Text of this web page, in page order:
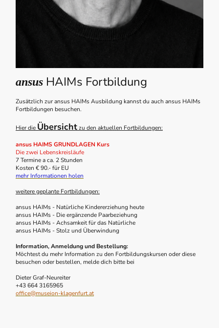
ansus HAIMs Fortbildung
Zusätzlich zur ansus HAIMs Ausbildung kannst du auch ansus HAIMs
Fortbildungen besuchen.
Hier die Übersichtzu den aktuellen Fortbildungen:
ansus HAIMS GRUNDLAGEN Kurs
Die zwei Lebenskreisläufe
7 Termine a ca. 2 Stunden
Kosten € 90.- für EU
mehr Informationen holen
weitere geplante Fortbildungen:
ansus HAIMs - Natürliche Kindererziehung heute
ansus HAIMs - Die ergänzende Paarbeziehung
ansus HAIMs - Achsamkeit für das Natürliche
ansus HAIMs - Stolz und Überwindung
Information, Anmeldung und Bestellung:
Möchtest du mehr Information zu den Fortbildungskursen oder diese
besuchen oder bestellen, melde dich bitte bei
Dieter Graf-Neureiter
+43 664 3165965
office@museion-klagenfurt.at